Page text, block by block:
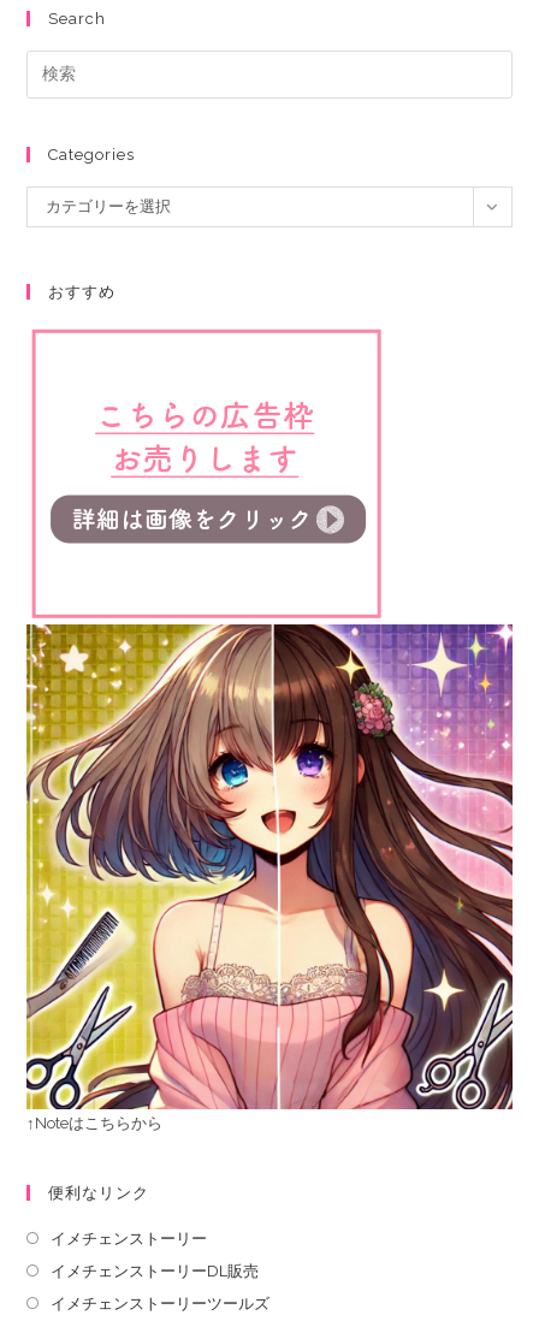
Search
Categories
カテゴリーを選択
おすすめ
↑Noteはこちらから
便利なリンク
イメチェンストーリー
イメチェンストーリーDL販売
イメチェンストーリーツールズ